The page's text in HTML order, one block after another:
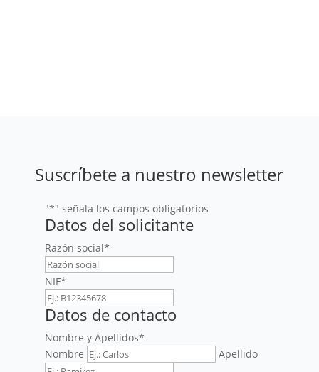
Suscríbete a nuestro newsletter
"*" señala los campos obligatorios
Datos del solicitante
Razón social*
NIF*
Datos de contacto
Nombre y Apellidos*
Nombre
Apellido